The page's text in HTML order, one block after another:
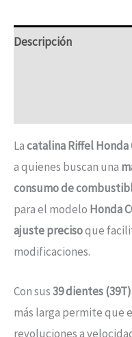
Descripción
Lacatalina Riffel Honda
a quienes buscan una
consumo de
para el modelo Honda
ajuste precisoque
modificaciones.
Con sus39 dientes (39T)
más larga permite que
revoluciones a